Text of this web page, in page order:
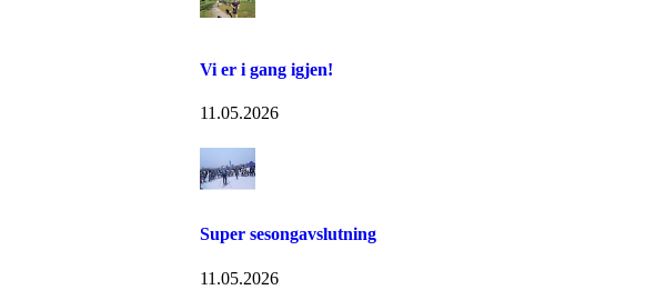
Vi er i gang igjen!
11.05.2026
Super sesongavslutning
11.05.2026